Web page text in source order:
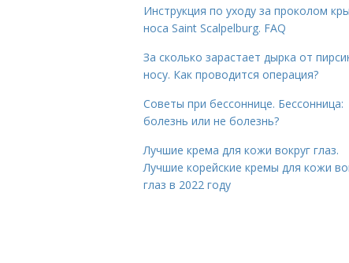
Инструкция по уходу за проколом
носа Saint Scalpelburg. FAQ
За сколько зарастает дырка от
носу. Как проводится операция?
Советы при бессоннице. Бессонница:
болезнь или не болезнь?
Лучшие крема для кожи вокруг глаз.
Лучшие корейские кремы для кожи
глаз в 2022 году